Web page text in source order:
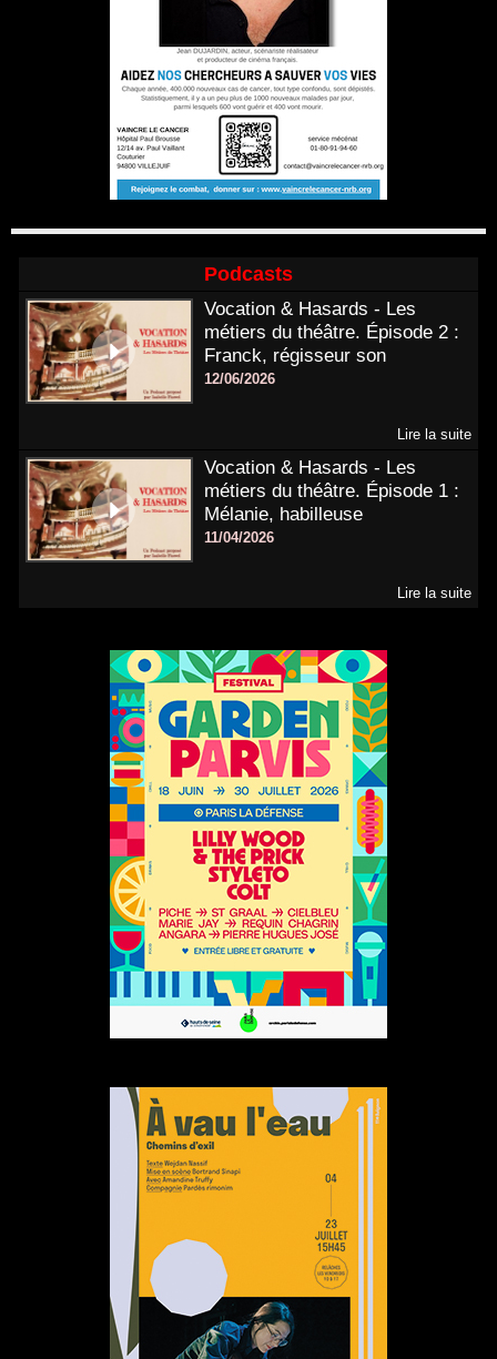
Podcasts
Vocation & Hasards - Les
métiers du théâtre. Épisode 2 :
Franck, régisseur son
12/06/2026
Lire la suite
Vocation & Hasards - Les
métiers du théâtre. Épisode 1 :
Mélanie, habilleuse
11/04/2026
Lire la suite